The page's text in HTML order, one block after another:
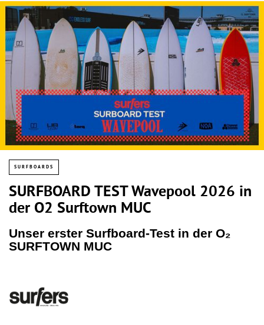
SURFBOARDS
SURFBOARD TEST Wavepool 2026 in
der O2 Surftown MUC
Unser erster Surfboard-Test in der O₂
SURFTOWN MUC